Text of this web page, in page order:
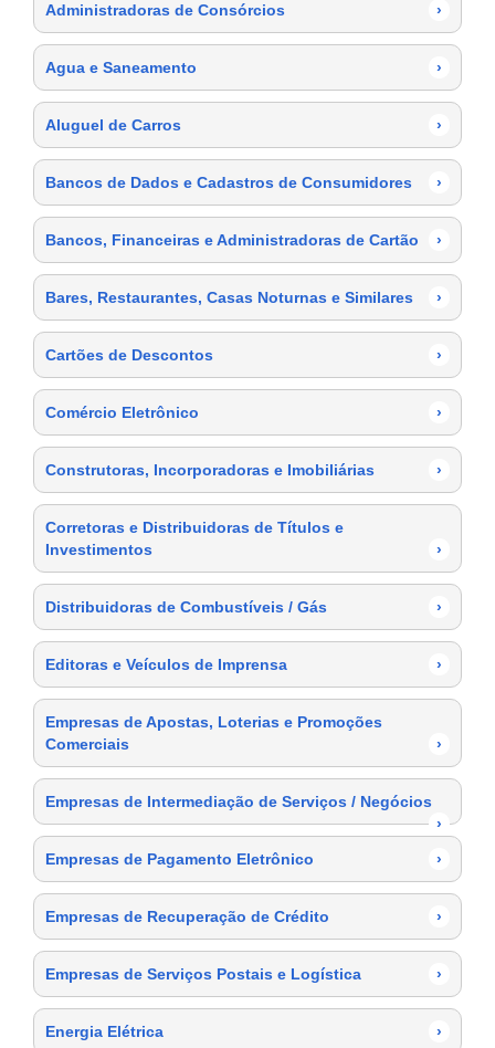
Administradoras de Consórcios ›
Agua e Saneamento ›
Aluguel de Carros ›
Bancos de Dados e Cadastros de Consumidores ›
Bancos, Financeiras e Administradoras de Cartão ›
Bares, Restaurantes, Casas Noturnas e Similares ›
Cartões de Descontos ›
Comércio Eletrônico ›
Construtoras, Incorporadoras e Imobiliárias ›
Corretoras e Distribuidoras de Títulos e
Investimentos
›
Distribuidoras de Combustíveis / Gás ›
Editoras e Veículos de Imprensa ›
Empresas de Apostas, Loterias e Promoções
Comerciais
›
Empresas de Intermediação de Serviços / Negócios
›
Empresas de Pagamento Eletrônico
›
Empresas de Recuperação de Crédito ›
Empresas de Serviços Postais e Logística ›
Energia Elétrica ›